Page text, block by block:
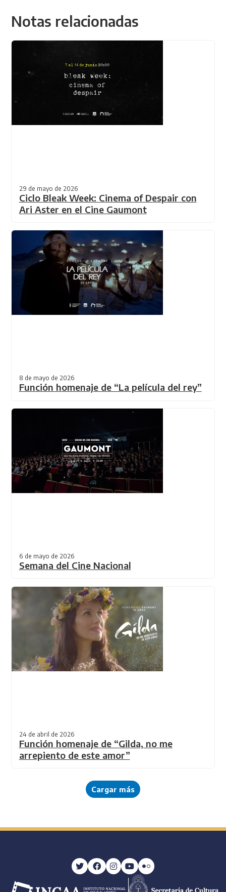
Notas relacionadas
29 de mayo de 2026
Ciclo Bleak Week: Cinema of Despair con
Ari Aster en el Cine Gaumont
8 de mayo de 2026
Función homenaje de “La película del rey”
6 de mayo de 2026
Semana del Cine Nacional
24 de abril de 2026
Función homenaje de “Gilda, no me
arrepiento de este amor”
Cargar más